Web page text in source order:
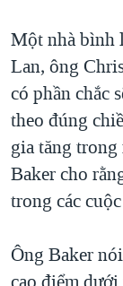
Một nhà bình
Lan, ông
có phần chắc
theo đúng
gia tăng
Baker cho
trong các
Ông Baker